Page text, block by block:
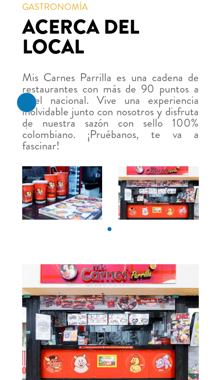
GASTRONOMÍA
ACERCA DEL
LOCAL
Mis Carnes Parrilla es una cadena de
restaurantes con más de 90 puntos a
nivel nacional. Vive una experiencia
inolvidable junto con nosotros y disfruta
de nuestra sazón con sello 100%
colombiano. ¡Pruébanos, te va a
fascinar!